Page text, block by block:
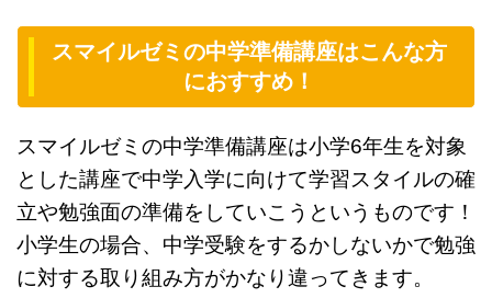
スマイルゼミの中学準備講座はこんな方
におすすめ！
スマイルゼミの中学準備講座は小学6年生を対象
とした講座で中学入学に向けて学習スタイルの確
立や勉強面の準備をしていこうというものです！
小学生の場合、中学受験をするかしないかで勉強
に対する取り組み方がかなり違ってきます。